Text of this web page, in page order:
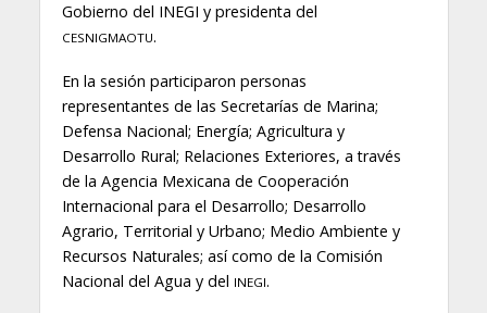
Gobierno del INEGI y presidenta del
CESNIGMAOTU.
En la sesión participaron personas
representantes de las Secretarías de Marina;
Defensa Nacional; Energía; Agricultura y
Desarrollo Rural; Relaciones Exteriores, a través
de la Agencia Mexicana de Cooperación
Internacional para el Desarrollo; Desarrollo
Agrario, Territorial y Urbano; Medio Ambiente y
Recursos Naturales; así como de la Comisión
Nacional del Agua y del INEGI.